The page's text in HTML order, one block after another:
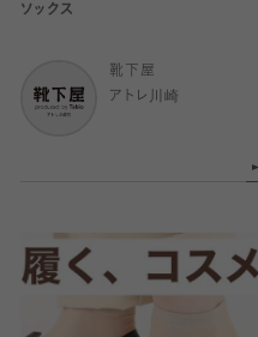
ソックス
靴下屋
アトレ川崎